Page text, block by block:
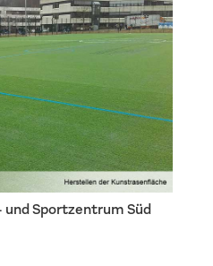
Sportzentrum Süd